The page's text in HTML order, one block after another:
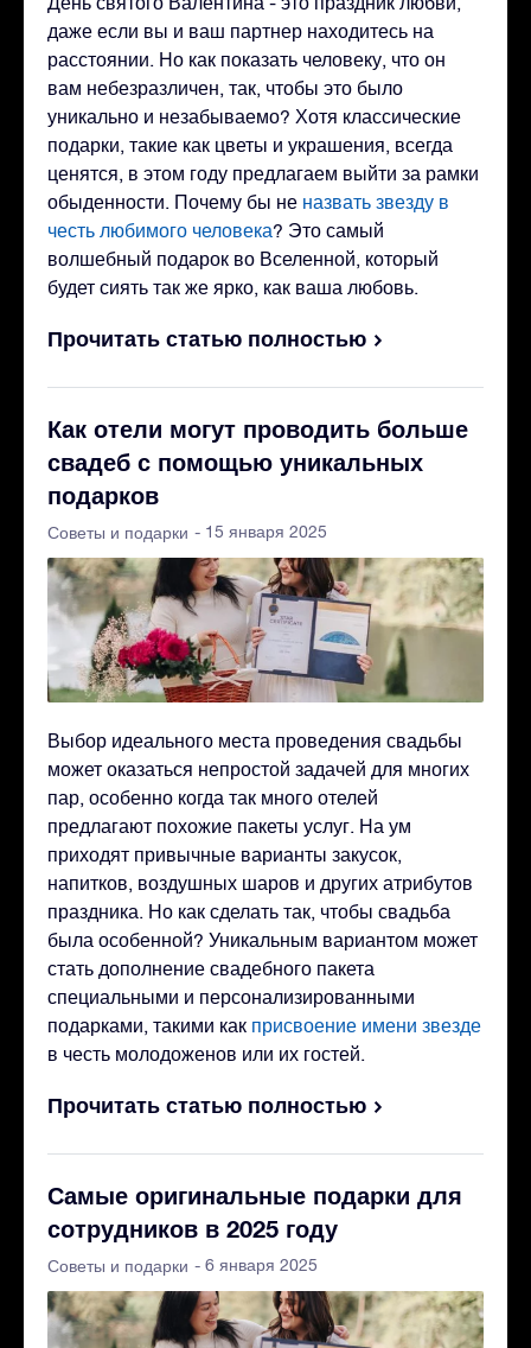
даже если вы и ваш партнер находитесь на
расстоянии. Но как показать человеку, что он
вам небезразличен, так, чтобы это было
уникально и незабываемо? Хотя классические
подарки, такие как цветы и украшения, всегда
ценятся, в этом году предлагаем выйти за рамки
обыденности. Почему бы не назвать звезду в
честь любимого человека? Это самый
волшебный подарок во Вселенной, который
будет сиять так же ярко, как ваша любовь.
Прочитать статью полностью
Как отели могут проводить больше
свадеб с помощью уникальных
подарков
Советы и подарки - 15 января 2025
Выбор идеального места проведения свадьбы
может оказаться непростой задачей для многих
пар, особенно когда так много отелей
предлагают похожие пакеты услуг. На ум
приходят привычные варианты закусок,
напитков, воздушных шаров и других атрибутов
праздника. Но как сделать так, чтобы свадьба
была особенной? Уникальным вариантом может
стать дополнение свадебного пакета
специальными и персонализированными
подарками, такими как присвоение имени звезде
в честь молодоженов или их гостей.
Прочитать статью полностью
Самые оригинальные подарки для
сотрудников в 2025 году
Советы и подарки - 6 января 2025